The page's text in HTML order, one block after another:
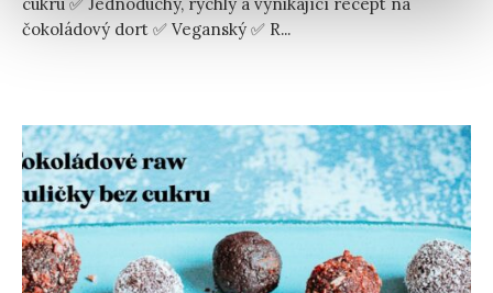
čokoládový dort ✅ Veganský ✅ R...